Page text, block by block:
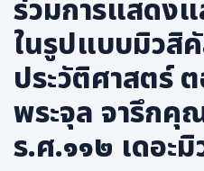
ขนส่ง
การงาน, อาชีพ
กิจกรรม
อบรมสัมมนา
ภาษาอังกฤษ
ร่วมการแสดง
ในรูปแบบมิวสิ
ประวัติศาสตร์
พระจุล จารึกคุ
ร.ศ.๑๑๒ เดอะ